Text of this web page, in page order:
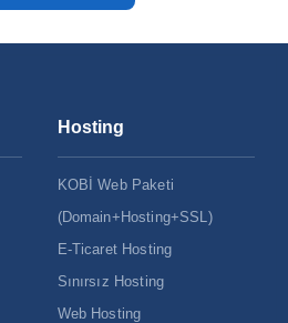
Hosting
KOBİ Web Paketi
(Domain+Hosting+SSL)
E-Ticaret Hosting
Sınırsız Hosting
Web Hosting